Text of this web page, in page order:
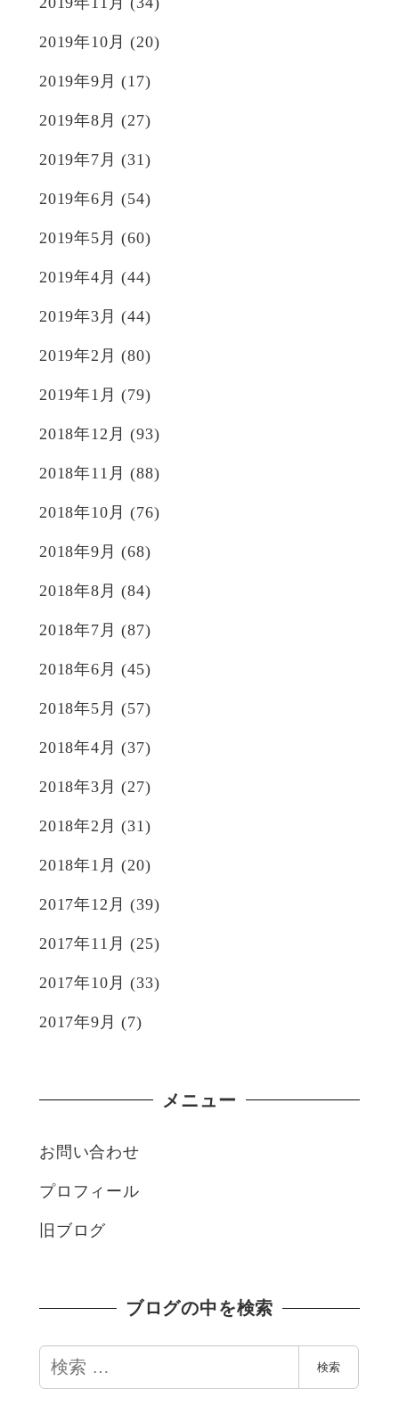
2019年10月 (20)
2019年9月 (17)
2019年8月 (27)
2019年7月 (31)
2019年6月 (54)
2019年5月 (60)
2019年4月 (44)
2019年3月 (44)
2019年2月 (80)
2019年1月 (79)
2018年12月 (93)
2018年11月 (88)
2018年10月 (76)
2018年9月 (68)
2018年8月 (84)
2018年7月 (87)
2018年6月 (45)
2018年5月 (57)
2018年4月 (37)
2018年3月 (27)
2018年2月 (31)
2018年1月 (20)
2017年12月 (39)
2017年11月 (25)
2017年10月 (33)
2017年9月 (7)
メニュー
お問い合わせ
プロフィール
旧ブログ
ブログの中を検索
検
索
検索